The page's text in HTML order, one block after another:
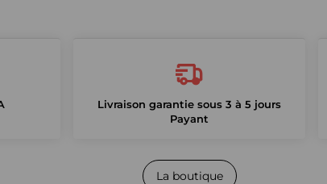
Livraison garantie sous 3 à 5 jours
Payant
La boutique